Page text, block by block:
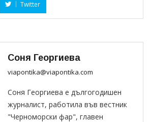
Twitter
Соня Георгиева
viapontika@viapontika.com
Соня Георгиева е дългогодишен
журналист, работила във вестник
"Черноморски фар", главен